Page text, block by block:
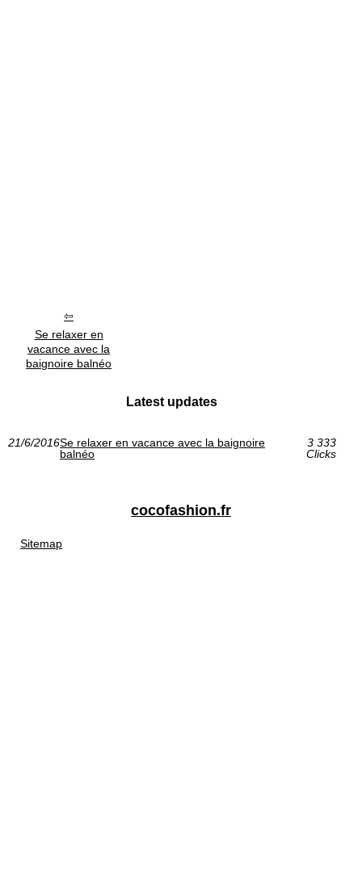
Se relaxer en
vacance avec la
baignoire balnéo
Latest updates
21/6/2016Se relaxer en vacance avec la baignoire
balnéo
3 333
Clicks
cocofashion.fr
Sitemap